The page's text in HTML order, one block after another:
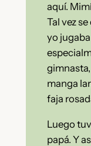
aquí.
Tal vez
yo
manga
faja
Luego
papá. Y